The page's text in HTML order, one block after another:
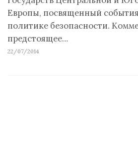
Европы, посвященный
политике безопасности.
предстоящее…
22/07/2014